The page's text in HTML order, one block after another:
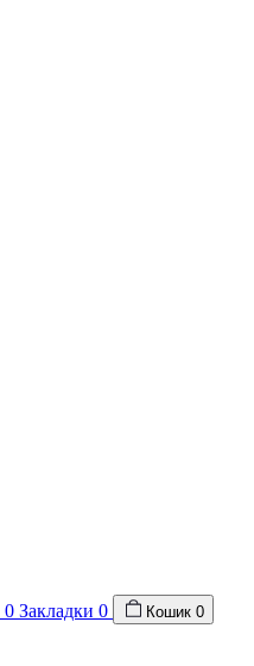
0 Закладки 0 Кошик 0